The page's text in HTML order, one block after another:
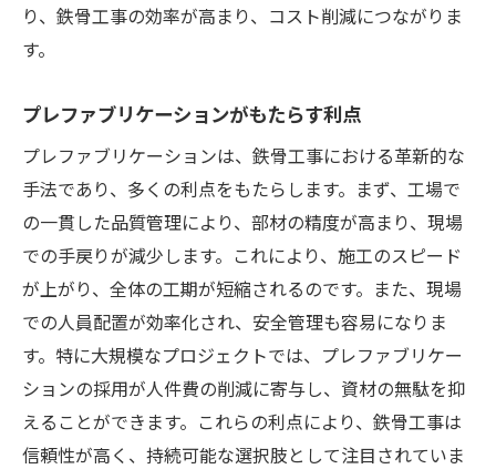
り、鉄骨工事の効率が高まり、コスト削減につながりま
す。
プレファブリケーションがもたらす利点
プレファブリケーションは、鉄骨工事における革新的な
手法であり、多くの利点をもたらします。まず、工場で
の一貫した品質管理により、部材の精度が高まり、現場
での手戻りが減少します。これにより、施工のスピード
が上がり、全体の工期が短縮されるのです。また、現場
での人員配置が効率化され、安全管理も容易になりま
す。特に大規模なプロジェクトでは、プレファブリケー
ションの採用が人件費の削減に寄与し、資材の無駄を抑
えることができます。これらの利点により、鉄骨工事は
信頼性が高く、持続可能な選択肢として注目されていま